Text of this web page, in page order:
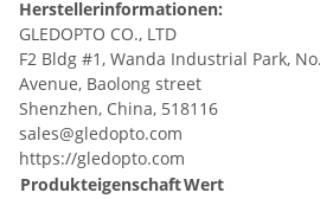
Herstellerinformationen:
GLEDOPTO CO., LTD
F2 Bldg #1, Wanda Industrial Park,
Avenue, Baolong street
Shenzhen, China, 518116
sales@gledopto.com
https://gledopto.com
ProdukteigenschaftWert